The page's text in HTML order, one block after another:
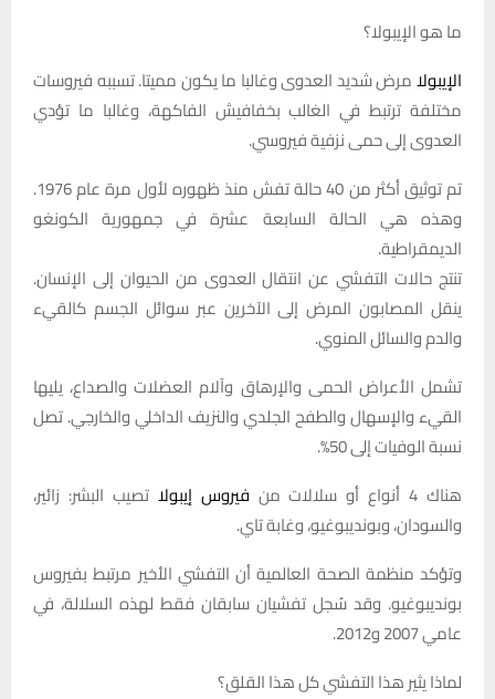
ما هو الإيبولا؟
الإيبولامرض شديد العدوى وغالبا ما يكون مميتا. تسببه فيروسات
مختلفة ترتبط في الغالب بخفافيش الفاكهة، وغالبا ما تؤدي
العدوى إلى حمى نزفية فيروسي.
تم توثيق أكثر من 40 حالة تفش منذ ظهوره لأول مرة عام 1976.
وهذه هي الحالة السابعة عشرة في جمهورية الكونغو
الديمقراطية.
تنتج حالات التفشي عن انتقال العدوى من الحيوان إلى الإنسان.
ينقل المصابون المرض إلى الآخرين عبر سوائل الجسم كالقيء
والدم والسائل المنوي.
تشمل الأعراض الحمى والإرهاق وآلام العضلات والصداع، يليها
القيء والإسهال والطفح الجلدي والنزيف الداخلي والخارجي. تصل
نسبة الوفيات إلى 50%.
هناك 4 أنواع أو سلالات من
فيروس إيبولا تصيب البشر: زائير،
والسودان، وبونديبوغيو، وغابة تاي.
وتؤكد منظمة الصحة العالمية أن التفشي الأخير مرتبط بفيروس
بونديبوغيو. وقد سُجل تفشيان سابقان فقط لهذه السلالة، في
عامي 2007 و2012.
لماذا يثير هذا التفشي كل هذا القلق؟